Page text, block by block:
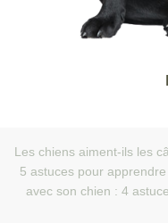
Les chiens aiment-ils les
5 astuces pour
avec son chien : 4